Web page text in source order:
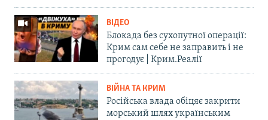
ВІДЕО
Блокада без сухопутної операції:
Крим сам себе не заправить і не
прогодує | Крим.Реалії
ВІЙНА ТА КРИМ
Російська влада обіцяє закрити
морський шлях українським